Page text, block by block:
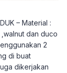
– Material :
,walnut dan duco
2
di buat
dikerjakan